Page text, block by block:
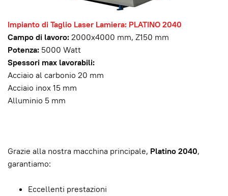
Impianto di Taglio Laser Lamiera: PLATINO 2040
Campo di lavoro:2000x4000 mm, Z150 mm
Potenza: 5000 Watt
Spessori max lavorabili:
Acciaio al carbonio 20 mm
Acciaio inox 15 mm
Alluminio 5 mm
Grazie alla nostra macchina principale, Platino 2040,
garantiamo:
Eccellenti prestazioni